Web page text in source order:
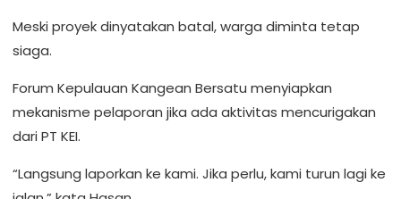
Meski proyek dinyatakan batal, warga diminta tetap
siaga.
Forum Kepulauan Kangean Bersatu menyiapkan
mekanisme pelaporan jika ada aktivitas mencurigakan
dari PT KEI.
“Langsung laporkan ke kami. Jika perlu, kami turun lagi ke